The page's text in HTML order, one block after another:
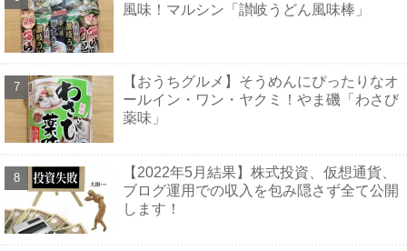
風味！マルシン「讃岐うどん風味棒」
【おうちグルメ】そうめんにぴったりなオ
ールイン・ワン・ヤクミ！やま磯「わさび
薬味」
【2022年5月結果】株式投資、仮想通貨、
ブログ運用での収入を包み隠さず全て公開
します！